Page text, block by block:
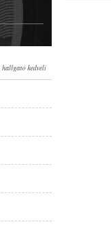
hallgató kedveli